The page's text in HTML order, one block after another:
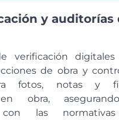
y auditorías
verificación digitales
de obra y
fotos, notas y
obra,
con las